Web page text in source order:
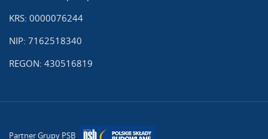
KRS: 0000076244
NIP: 7162518340
REGON: 430516819
Partner Grupy PSB